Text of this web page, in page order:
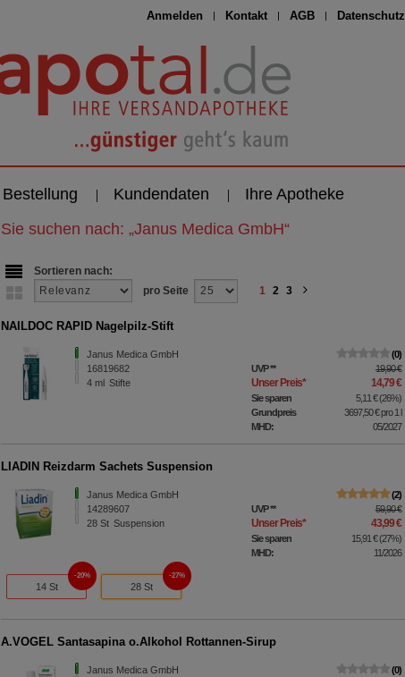
Anmelden Kontakt AGB Datenschutz
Bestellung Kundendaten Ihre Apotheke
Sie suchen nach: „Janus Medica GmbH“
Sortieren nach:
pro Seite
1 2 3
NAILDOC RAPID Nagelpilz-Stift
Janus Medica GmbH
16819682
4 ml Stifte
0
UVP** 19,90 €
Unser Preis* 14,79 €
Sie sparen 5,11 €(26%)
Grundpreis
3697,50 €pro 1 l
MHD:
05/2027
LIADIN Reizdarm Sachets Suspension
Janus Medica GmbH
14289607
28St Suspension
2
UVP** 59,90 €
Unser Preis* 43,99 €
Sie sparen 15,91 €(27%)
MHD:
11/2026
14 St
20%
28 St
27%
A.VOGEL Santasapina o.Alkohol Rottannen-Sirup
Janus Medica GmbH
0